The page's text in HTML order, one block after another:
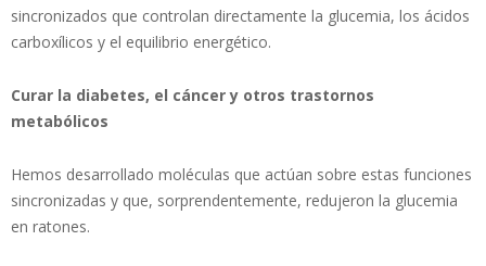
sincronizados que controlan directamente la glucemia, los ácidos
carboxílicos y el equilibrio energético.
Curar la diabetes, el cáncer y otros trastornos
metabólicos
Hemos desarrollado moléculas que actúan sobre estas funciones
sincronizadas y que, sorprendentemente, redujeron la glucemia
en ratones.